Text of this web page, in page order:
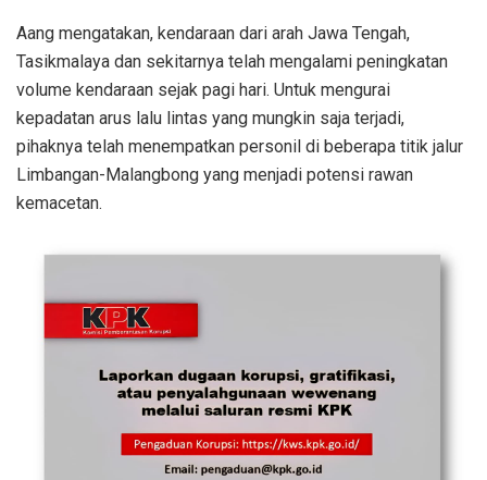
Aang mengatakan, kendaraan dari arah Jawa Tengah,
Tasikmalaya dan sekitarnya telah mengalami peningkatan
volume kendaraan sejak pagi hari. Untuk mengurai
kepadatan arus lalu lintas yang mungkin saja terjadi,
pihaknya telah menempatkan personil di beberapa titik jalur
Limbangan-Malangbong yang menjadi potensi rawan
kemacetan.